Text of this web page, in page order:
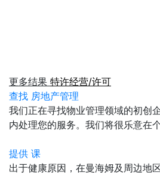
更多结果 特许经营/许可
查找 房地产管理
我们正在寻找物业管理领域的初创
内处理您的服务。我们将很乐意在
提供 课
出于健康原因，在曼海姆及周边地